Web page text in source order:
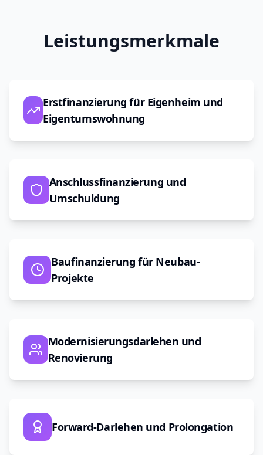
Leistungsmerkmale
Erstfinanzierung für Eigenheim und
Eigentumswohnung
Anschlussfinanzierung und
Umschuldung
Baufinanzierung für Neubau-
Projekte
Modernisierungsdarlehen und
Renovierung
Forward-Darlehen und Prolongation